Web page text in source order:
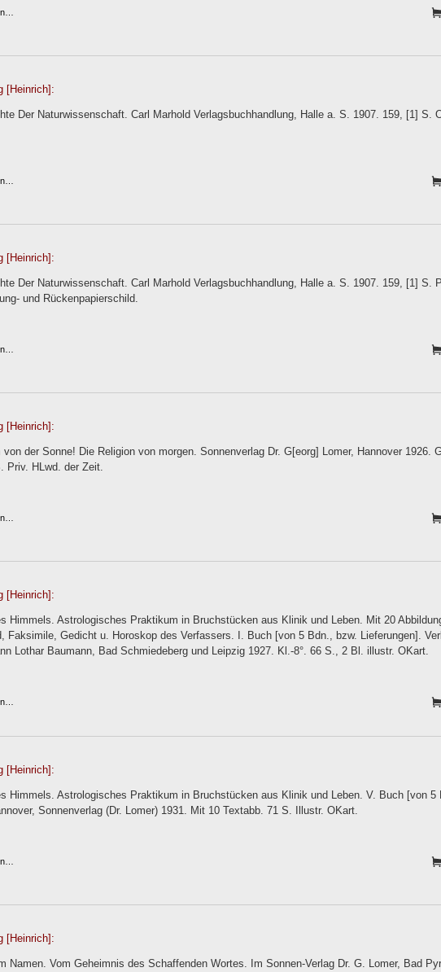
[Heinrich]:
Der Naturwissenschaft. Carl Marhold Verlagsbuchhandlung, Halle a. S. 1907. 159, [1] S.
[Heinrich]:
Der Naturwissenschaft. Carl Marhold Verlagsbuchhandlung, Halle a. S. 1907. 159, [1] S.
und Rückenpapierschild.
[Heinrich]:
von der Sonne! Die Religion von morgen. Sonnenverlag Dr. G[eorg] Lomer, Hannover 1926.
Priv. HLwd. der Zeit.
[Heinrich]:
Himmels. Astrologisches Praktikum in Bruchstücken aus Klinik und Leben. Mit 20
Faksimile, Gedicht u. Horoskop des Verfassers. I. Buch [von 5 Bdn., bzw. Lieferungen].
Lothar Baumann, Bad Schmiedeberg und Leipzig 1927. Kl.-8°. 66 S., 2 Bl. illustr. OKart.
[Heinrich]:
Himmels. Astrologisches Praktikum in Bruchstücken aus Klinik und Leben. V. Buch [von 5
Sonnenverlag (Dr. Lomer) 1931. Mit 10 Textabb. 71 S. Illustr. OKart.
[Heinrich]:
Namen. Vom Geheimnis des Schaffenden Wortes. Im Sonnen-Verlag Dr. G. Lomer, Bad